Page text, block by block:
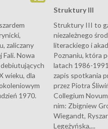
zaliczany
Nowa
wieku, dla
1970.
Struktury III
Struktury III to
niezależnego
literackiego i
Poznaniu, która
latach 1986-
zapis spotkania
przez Piotra
Collegium
nim: Zbigniew
Wiegandt,
Legeżyńska,...